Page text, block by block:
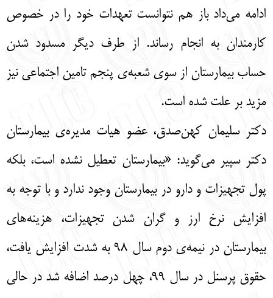
ادامه می‌داد باز هم نتوانست تعهدات خود را در خصوص
کارمندان به انجام رساند. از طرف دیگر مسدود شدن
حساب بیمارستان از سوی شعبه‌ی پنجم تامین اجتماعی نیز
مزید بر علت شده است.
دکتر سلیمان کهن‌صدق، عضو هیات مدیره‌ی بیمارستان
دکتر سپیر می‌گوید: «بیمارستان تعطیل نشده است، بلکه
پول تجهیزات و دارو در بیمارستان وجود ندارد و با توجه به
افزایش نرخ ارز و گران شدن تجهیزات، هزینه‌های
بیمارستان در نیمه‌ی دوم سال ۹۸ به شدت افزایش یافت،
حقوق پرسنل در سال ۹۹، چهل درصد اضافه شد در حالی